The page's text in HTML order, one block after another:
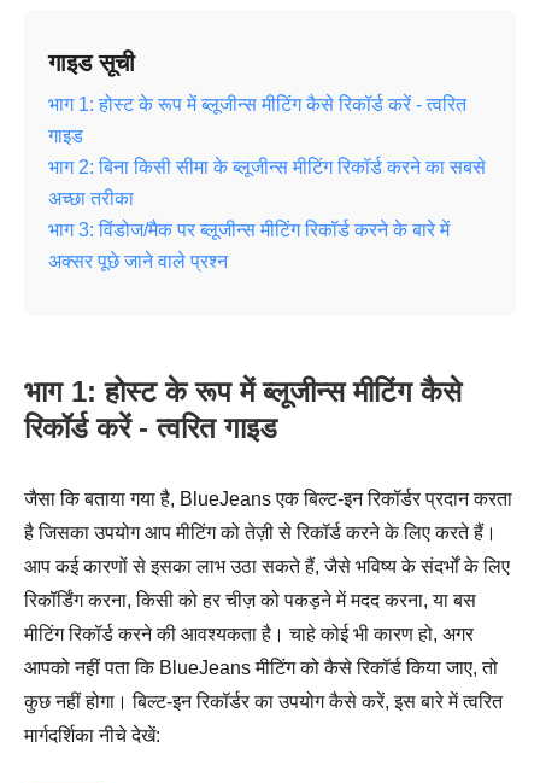
गाइड सूची
भाग 1: होस्ट के रूप में ब्लूजीन्स मीटिंग कैसे रिकॉर्ड करें - त्वरित
गाइड
भाग 2: बिना किसी सीमा के ब्लूजीन्स मीटिंग रिकॉर्ड करने का सबसे
अच्छा तरीका
भाग 3: विंडोज/मैक पर ब्लूजीन्स मीटिंग रिकॉर्ड करने के बारे में
अक्सर पूछे जाने वाले प्रश्न
भाग 1: होस्ट के रूप में ब्लूजीन्स मीटिंग कैसे
रिकॉर्ड करें - त्वरित गाइड
जैसा कि बताया गया है, BlueJeans एक बिल्ट-इन रिकॉर्डर प्रदान करता
है जिसका उपयोग आप मीटिंग को तेज़ी से रिकॉर्ड करने के लिए करते हैं।
आप कई कारणों से इसका लाभ उठा सकते हैं, जैसे भविष्य के संदर्भों के लिए
रिकॉर्डिंग करना, किसी को हर चीज़ को पकड़ने में मदद करना, या बस
मीटिंग रिकॉर्ड करने की आवश्यकता है। चाहे कोई भी कारण हो, अगर
आपको नहीं पता कि BlueJeans मीटिंग को कैसे रिकॉर्ड किया जाए, तो
कुछ नहीं होगा। बिल्ट-इन रिकॉर्डर का उपयोग कैसे करें, इस बारे में त्वरित
मार्गदर्शिका नीचे देखें: